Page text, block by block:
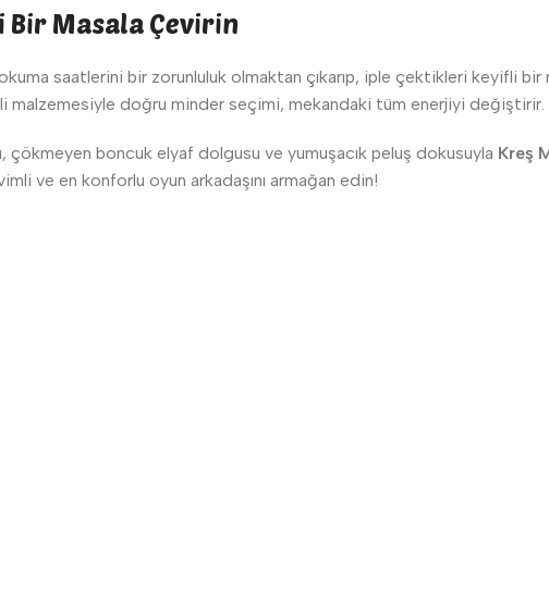
Bir Masala Çevirin
saatlerini bir zorunluluk olmaktan çıkarıp, iple çektikleri keyifli
malzemesiyle doğru minder seçimi, mekandaki tüm enerjiyi değiştirir.
çökmeyen boncuk elyaf dolgusu ve yumuşacık peluş dokusuyla Kreş
ve en konforlu oyun arkadaşını armağan edin!